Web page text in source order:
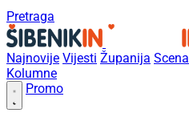
Pretraga
Najnovije Vijesti Županija Scena
Kolumne
Promo